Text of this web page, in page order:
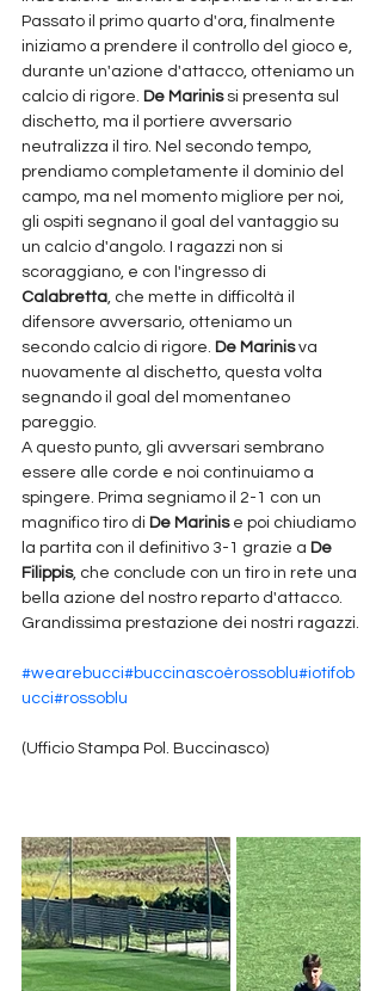
Passato il primo quarto d'ora, finalmente
iniziamo a prendere il controllo del gioco e,
durante un'azione d'attacco, otteniamo un
calcio di rigore. De Marinis si presenta sul
dischetto, ma il portiere avversario
neutralizza il tiro. Nel secondo tempo,
prendiamo completamente il dominio del
campo, ma nel momento migliore per noi,
gli ospiti segnano il goal del vantaggio su
un calcio d'angolo. I ragazzi non si
scoraggiano, e con l'ingresso di
Calabretta, che mette in difficoltà il
difensore avversario, otteniamo un
secondo calcio di rigore. De Marinis va
nuovamente al dischetto, questa volta
segnando il goal del momentaneo
pareggio.
A questo punto, gli avversari sembrano
essere alle corde e noi continuiamo a
spingere. Prima segniamo il 2-1 con un
magnifico tiro di De Marinis e poi chiudiamo
la partita con il definitivo 3-1 grazie a De
Filippis, che conclude con un tiro in rete una
bella azione del nostro reparto d'attacco.
Grandissima prestazione dei nostri ragazzi.
#wearebucci#buccinascoèrossoblu#iotifob
ucci#rossoblu
(Ufficio Stampa Pol. Buccinasco)